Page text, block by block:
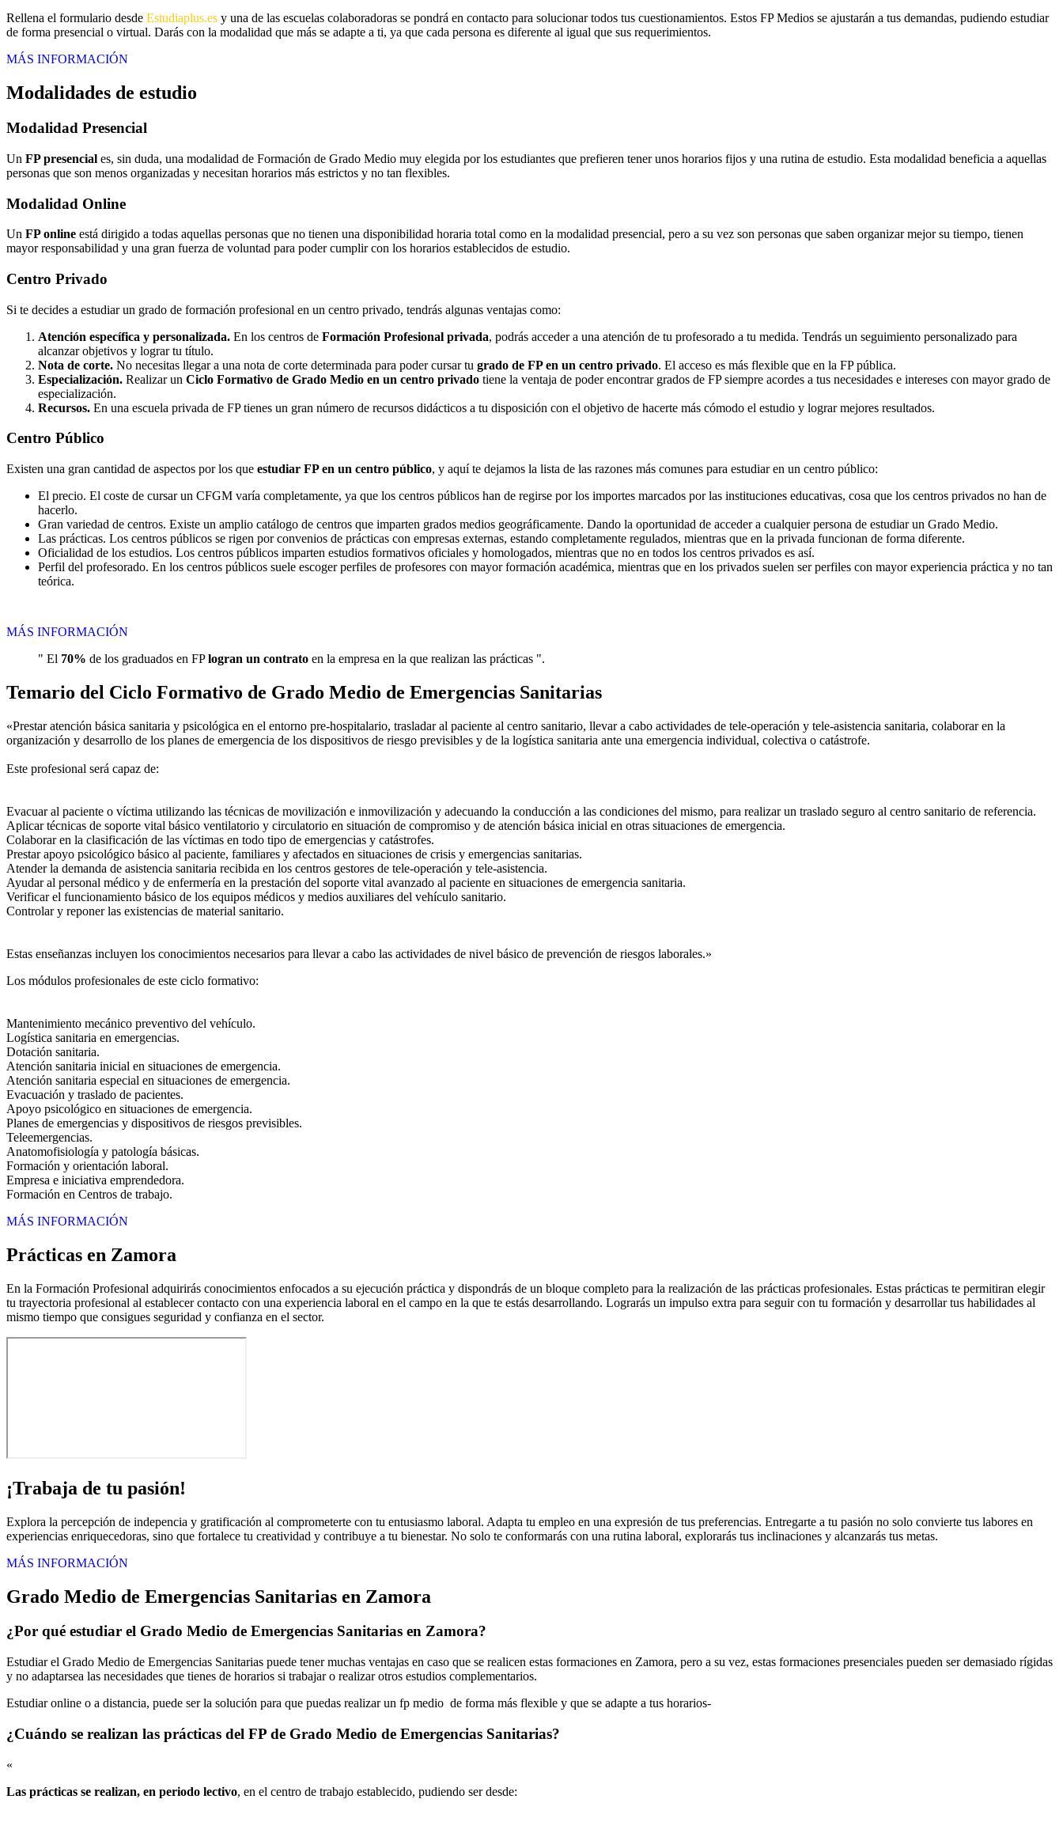
Rellena el formulario desde Estudiaplus.es y una de las escuelas colaboradoras se pondrá en contacto para solucionar todos tus cuestionamientos. Estos FP Medios se ajustarán a tus demandas, pudiendo estudiar
de forma presencial o virtual. Darás con la modalidad que más se adapte a ti, ya que cada persona es diferente al igual que sus requerimientos.
MÁS INFORMACIÓN
Modalidades de estudio
Modalidad Presencial
Un FP presencial es, sin duda, una modalidad de Formación de Grado Medio muy elegida por los estudiantes que prefieren tener unos horarios fijos y una rutina de estudio. Esta modalidad beneficia a aquellas
personas que son menos organizadas y necesitan horarios más estrictos y no tan flexibles.
Modalidad Online
Un FP online está dirigido a todas aquellas personas que no tienen una disponibilidad horaria total como en la modalidad presencial, pero a su vez son personas que saben organizar mejor su tiempo, tienen
mayor responsabilidad y una gran fuerza de voluntad para poder cumplir con los horarios establecidos de estudio.
Centro Privado
Si te decides a estudiar un grado de formación profesional en un centro privado, tendrás algunas ventajas como:
Atención específica y personalizada. En los centros de Formación Profesional privada, podrás acceder a una atención de tu profesorado a tu medida. Tendrás un seguimiento personalizado para
alcanzar objetivos y lograr tu título.
Nota de corte. No necesitas llegar a una nota de corte determinada para poder cursar tu grado de FP en un centro privado. El acceso es más flexible que en la FP pública.
Especialización. Realizar un Ciclo Formativo de Grado Medio en un centro privado tiene la ventaja de poder encontrar grados de FP siempre acordes a tus necesidades e intereses con mayor grado de
especialización.
Recursos. En una escuela privada de FP tienes un gran número de recursos didácticos a tu disposición con el objetivo de hacerte más cómodo el estudio y lograr mejores resultados.
Centro Público
Existen una gran cantidad de aspectos por los que estudiar FP en un centro público, y aquí te dejamos la lista de las razones más comunes para estudiar en un centro público:
El precio. El coste de cursar un CFGM varía completamente, ya que los centros públicos han de regirse por los importes marcados por las instituciones educativas, cosa que los centros privados no han de
hacerlo.
Gran variedad de centros. Existe un amplio catálogo de centros que imparten grados medios geográficamente. Dando la oportunidad de acceder a cualquier persona de estudiar un Grado Medio.
Las prácticas. Los centros públicos se rigen por convenios de prácticas con empresas externas, estando completamente regulados, mientras que en la privada funcionan de forma diferente.
Oficialidad de los estudios. Los centros públicos imparten estudios formativos oficiales y homologados, mientras que no en todos los centros privados es así.
Perfil del profesorado. En los centros públicos suele escoger perfiles de profesores con mayor formación académica, mientras que en los privados suelen ser perfiles con mayor experiencia práctica y no tan
teórica.
MÁS INFORMACIÓN
" El 70% de los graduados en FPlogran un contrato en la empresa en la que realizan las prácticas ".
Temario del Ciclo Formativo de Grado Medio de Emergencias Sanitarias
«Prestar atención básica sanitaria y psicológica en el entorno pre-hospitalario, trasladar al paciente al centro sanitario, llevar a cabo actividades de tele-operación y tele-asistencia sanitaria, colaborar en la
organización y desarrollo de los planes de emergencia de los dispositivos de riesgo previsibles y de la logística sanitaria ante una emergencia individual, colectiva o catástrofe.
Este profesional será capaz de:
Evacuar al paciente o víctima utilizando las técnicas de movilización e inmovilización y adecuando la conducción a las condiciones del mismo, para realizar un traslado seguro al centro sanitario de referencia.
Aplicar técnicas de soporte vital básico ventilatorio y circulatorio en situación de compromiso y de atención básica inicial en otras situaciones de emergencia.
Colaborar en la clasificación de las víctimas en todo tipo de emergencias y catástrofes.
Prestar apoyo psicológico básico al paciente, familiares y afectados en situaciones de crisis y emergencias sanitarias.
Atender la demanda de asistencia sanitaria recibida en los centros gestores de tele-operación y tele-asistencia.
Ayudar al personal médico y de enfermería en la prestación del soporte vital avanzado al paciente en situaciones de emergencia sanitaria.
Verificar el funcionamiento básico de los equipos médicos y medios auxiliares del vehículo sanitario.
Controlar y reponer las existencias de material sanitario.
Estas enseñanzas incluyen los conocimientos necesarios para llevar a cabo las actividades de nivel básico de prevención de riesgos laborales.»
Los módulos profesionales de este ciclo formativo:
Mantenimiento mecánico preventivo del vehículo.
Logística sanitaria en emergencias.
Dotación sanitaria.
Atención sanitaria inicial en situaciones de emergencia.
Atención sanitaria especial en situaciones de emergencia.
Evacuación y traslado de pacientes.
Apoyo psicológico en situaciones de emergencia.
Planes de emergencias y dispositivos de riesgos previsibles.
Teleemergencias.
Anatomofisiología y patología básicas.
Formación y orientación laboral.
Empresa e iniciativa emprendedora.
Formación en Centros de trabajo.
MÁS INFORMACIÓN
Prácticas en Zamora
En la Formación Profesional adquirirás conocimientos enfocados a su ejecución práctica y dispondrás de un bloque completo para la realización de las prácticas profesionales. Estas prácticas te permitiran elegir
tu trayectoria profesional al establecer contacto con una experiencia laboral en el campo en la que te estás desarrollando. Lograrás un impulso extra para seguir con tu formación y desarrollar tus habilidades al
mismo tiempo que consigues seguridad y confianza en el sector.
¡Trabaja de tu pasión!
Explora la percepción de indepencia y gratificación al comprometerte con tu entusiasmo laboral. Adapta tu empleo en una expresión de tus preferencias. Entregarte a tu pasión no solo convierte tus labores en
experiencias enriquecedoras, sino que fortalece tu creatividad y contribuye a tu bienestar. No solo te conformarás con una rutina laboral, explorarás tus inclinaciones y alcanzarás tus metas.
MÁS INFORMACIÓN
Grado Medio de Emergencias Sanitarias en Zamora
¿Por qué estudiar el Grado Medio de Emergencias Sanitarias en Zamora?
Estudiar el Grado Medio de Emergencias Sanitarias puede tener muchas ventajas en caso que se realicen estas formaciones en Zamora, pero a su vez, estas formaciones presenciales pueden ser demasiado rígidas
y no adaptarsea las necesidades que tienes de horarios si trabajar o realizar otros estudios complementarios.
Estudiar online o a distancia, puede ser la solución para que puedas realizar un fp medio de forma más flexible y que se adapte a tus horarios-
¿Cuándo se realizan las prácticas del FP de Grado Medio de Emergencias Sanitarias?
«
Las prácticas se realizan, en periodo lectivo, en el centro de trabajo establecido, pudiendo ser desde: